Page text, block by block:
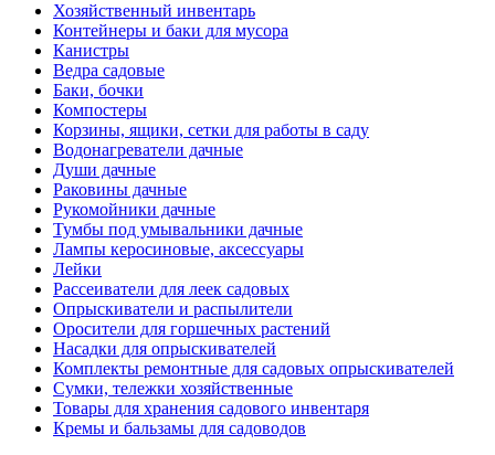
Хозяйственный инвентарь
Контейнеры и баки для мусора
Канистры
Ведра садовые
Баки, бочки
Компостеры
Корзины, ящики, сетки для работы в саду
Водонагреватели дачные
Души дачные
Раковины дачные
Рукомойники дачные
Тумбы под умывальники дачные
Лампы керосиновые, аксессуары
Лейки
Рассеиватели для леек садовых
Опрыскиватели и распылители
Оросители для горшечных растений
Насадки для опрыскивателей
Комплекты ремонтные для садовых опрыскивателей
Сумки, тележки хозяйственные
Товары для хранения садового инвентаря
Кремы и бальзамы для садоводов